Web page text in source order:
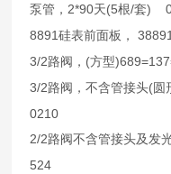
泵管， 2*90天(5根/套)
8891硅表前面板，
3/2路阀， (方型
3/2路阀，不含管接头(圆
0210
2/2路阀不含管接头及发
524